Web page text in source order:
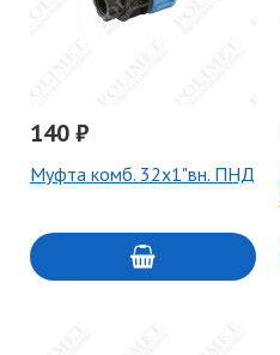
140 ₽
Муфта комб. 32х1"вн. ПНД